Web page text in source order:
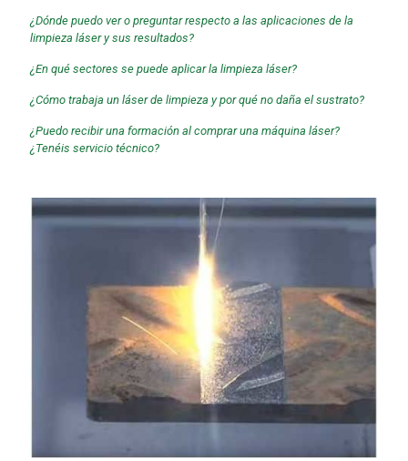
¿Dónde puedo ver o preguntar respecto a las aplicaciones de la
limpieza láser y sus resultados?
¿En qué sectores se puede aplicar la limpieza láser?
¿Cómo trabaja un láser de limpieza y por qué no daña el sustrato?
¿Puedo recibir una formación al comprar una máquina láser?
¿Tenéis servicio técnico?